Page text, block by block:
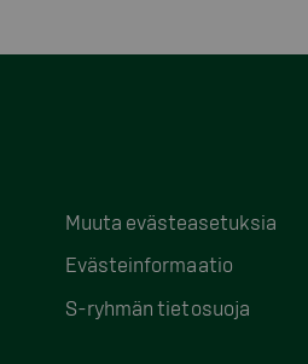
Muuta evästeasetuksia
Evästeinformaatio
S-ryhmän tietosuoja